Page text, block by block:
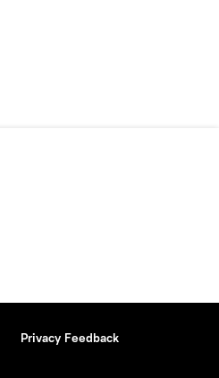
Privacy Feedback